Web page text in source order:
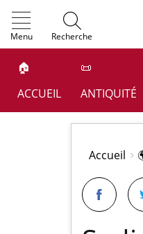
Menu Recherche
🏠
ACCUEIL
📜
ANTIQUITÉ
Accueil